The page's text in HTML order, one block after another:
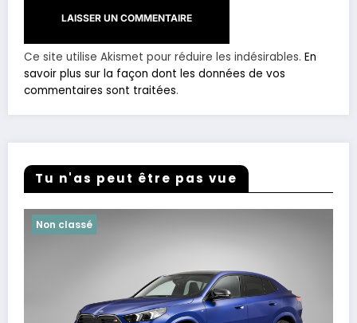
Ce site utilise Akismet pour réduire les indésirables. En
savoir plus sur la façon dont les données de vos
commentaires sont traitées.
Tu n'as peut être pas vue
Non classé